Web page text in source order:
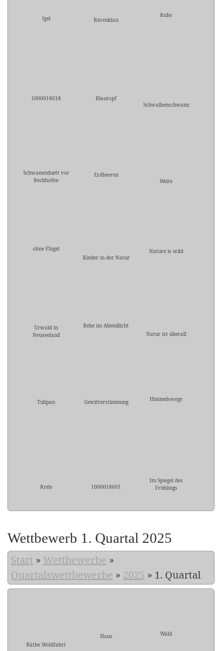
Igel Bärenklau
Ruhe
1000018618
Blautopf
Schwalbenschwanz
Schwanenduett vor
Bechhofen
Erdbeeren
Weite
ohne Flügel
Kinder in der Natur
Nature is wild
Urwald in
Neuseeland
Rehe im Abendlicht
Natur ist überall
Tulipan Gewitterstimmung Himmelswege
Kreis 1000018601
Im Spiegel des
Frühlings
Wettbewerb 1. Quartal 2025
Start » Wettbewerbe »
Quartalswettbewerbe » 2025 » 1. Quartal
Käthe Wohlfahrt
Haus Wald